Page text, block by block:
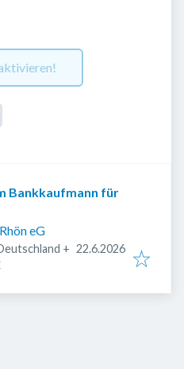
Bankkaufmann für
eG
+ Veröffentlicht
22.6.2026